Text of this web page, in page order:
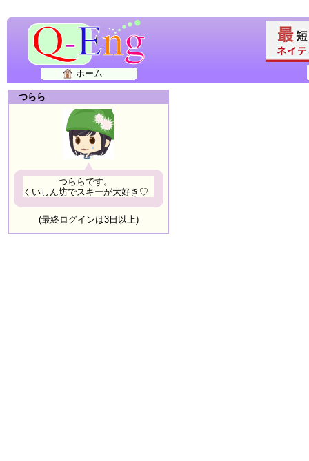
ホーム
つらら
つららです。
くいしん坊でスキーが大好き♡
(最終ログインは3日以上)